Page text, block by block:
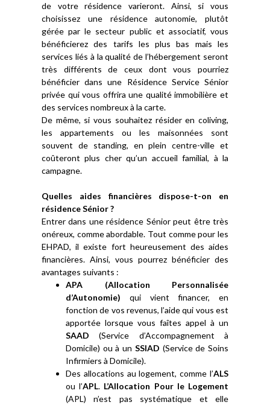
de votre résidence varieront. Ainsi, si vous
choisissez une résidence autonomie, plutôt
gérée par le secteur public et associatif, vous
bénéficierez des tarifs les plus bas mais les
services liés à la qualité de l’hébergement seront
très différents de ceux dont vous pourriez
bénéficier dans une Résidence Service Sénior
privée qui vous offrira une qualité immobilière et
des services nombreux à la carte.
De même, si vous souhaitez résider en coliving,
les appartements ou les maisonnées sont
souvent de standing, en plein centre-ville et
coûteront plus cher qu’un accueil familial, à la
campagne.
Quelles aides financières dispose-t-on en
résidence Sénior ?
Entrer dans une résidence Sénior peut être très
onéreux, comme abordable. Tout comme pour les
EHPAD, il existe fort heureusement des aides
financières. Ainsi, vous pourrez bénéficier des
avantages suivants :
APA (Allocation Personnalisée
d’Autonomie) qui vient financer, en
fonction de vos revenus, l’aide qui vous est
apportée lorsque vous faîtes appel à un
SAAD (Service d’Accompagnement à
Domicile) ou à un SSIAD (Service de Soins
Infirmiers à Domicile).
Des allocations au logement, comme l’ALS
ou l’APL. L’Allocation Pour le Logement
(APL) n’est pas systématique et elle